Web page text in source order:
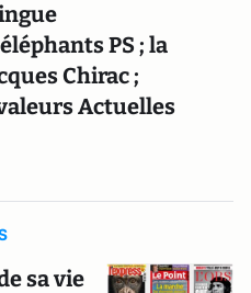
PS ; la
Chirac ;
Actuelles
sa vie